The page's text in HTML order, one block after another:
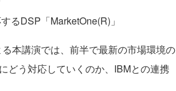
るDSP「MarketOne(R)」
本講演では、前半で最新の市場環境の
どう対応していくのか、IBMとの連携